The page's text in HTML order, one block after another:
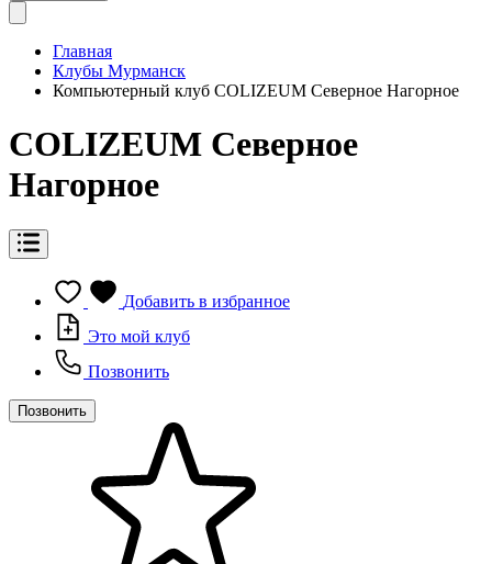
Главная
Клубы Мурманск
Компьютерный клуб COLIZEUM Северное Нагорное
COLIZEUM Северное
Нагорное
Добавить в избранное
Это мой клуб
Позвонить
Позвонить